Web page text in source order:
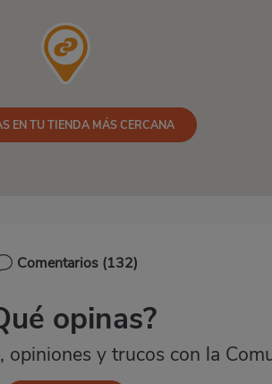
EN TU TIENDA MÁS CERCANA
Comentarios (132)
opinas?
opiniones y trucos con la